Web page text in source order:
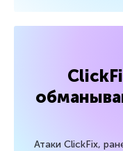
Атаки ClickFix,